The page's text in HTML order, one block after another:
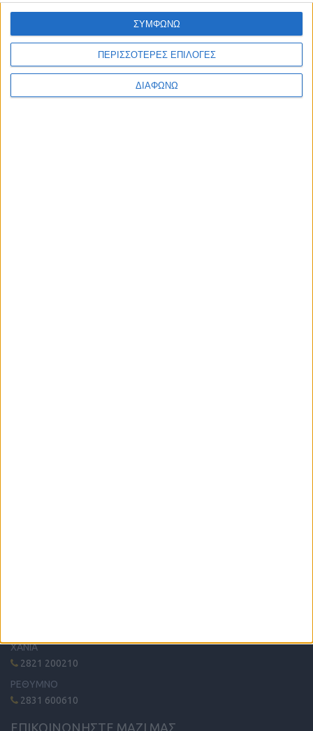
ΠΕΡΙΣΣΟΤΕΡΕΣ ΕΠΙΛΟΓΕΣ
ΔΙΑΦΩΝΩ
ΣΥΜΦΩΝΩ
Blog kritikes-aggelies.gr
ΧΑΝΙΑ
2821 200210
ΡΕΘΥΜΝΟ
2831 600610
ΕΠΙΚΟΙΝΩΝΗΣΤΕ ΜΑΖΙ ΜΑΣ